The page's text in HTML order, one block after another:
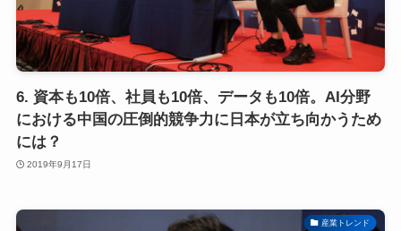
6. 資本も10倍、社員も10倍、データも10倍。AI分野
における中国の圧倒的競争力に日本が立ち向かうため
には？
2019年9月17日
産業トレンド